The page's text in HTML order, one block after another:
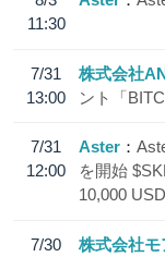
11:30
7/31
13:00
株式会社
ント「
7/31
12:00
Aster
を開始
10,000
7/30
株式会社モ